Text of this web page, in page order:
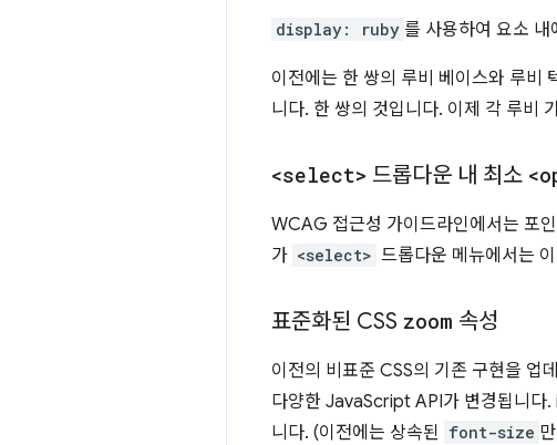
display: ruby 를 사용하여 요소 내
이전에는 한 쌍의 루비 베이스와 루비
니다. 한 쌍의 것입니다. 이제 각 루비
<select> 드롭다운 내 최소
WCAG 접근성 가이드라인에서는 포
가 <select> 드롭다운 메뉴에서는
표준화된 CSS zoom 속성
이전의 비표준 CSS의 기존 구현을 업
다양한 JavaScript API가 변경됩니다
니다. (이전에는 상속된 font-size